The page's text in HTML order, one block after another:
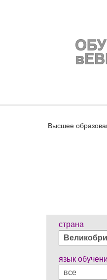
Высшее
страна
язык